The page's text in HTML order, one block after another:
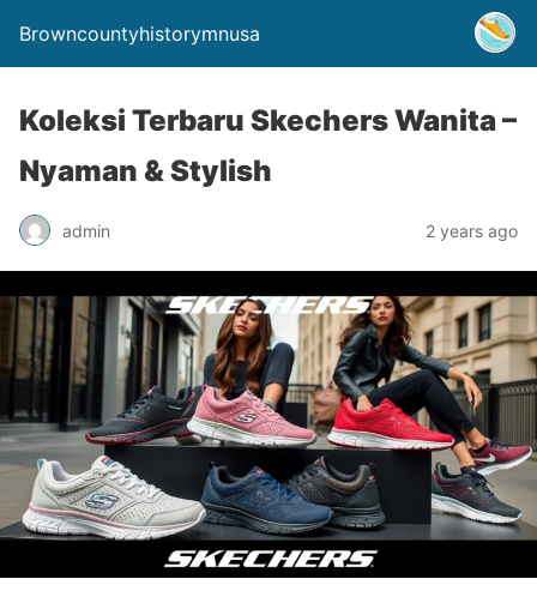
Browncountyhistorymnusa
Koleksi Terbaru Skechers Wanita –
Nyaman & Stylish
admin 2 years ago